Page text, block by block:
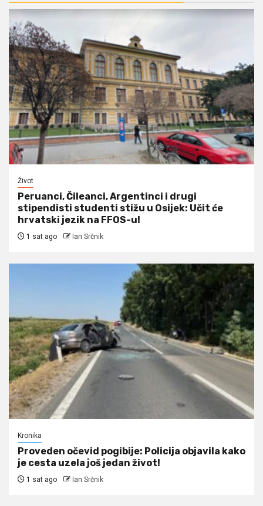
Život
Peruanci, Čileanci, Argentinci i drugi
stipendisti studenti stižu u Osijek: Učit će
hrvatski jezik na FFOS-u!
1 sat ago Ian Srčnik
Kronika
Proveden očevid pogibije: Policija objavila kako
je cesta uzela još jedan život!
1 sat ago Ian Srčnik